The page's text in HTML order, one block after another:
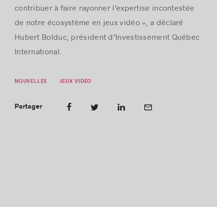
contribuer à faire rayonner l’expertise incontestée
de notre écosystème en jeux vidéo », a déclaré
Hubert Bolduc, président d’Investissement Québec
International.
NOUVELLES JEUX VIDÉO
Partager